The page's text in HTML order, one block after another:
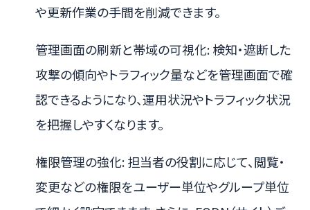
や更新作業の手間を削減できます。
管理画面の刷新と帯域の可視化: 検知・遮断した
攻撃の傾向やトラフィック量などを管理画面で確
認できるようになり、運用状況やトラフィック状況
を把握しやすくなります。
権限管理の強化: 担当者の役割に応じて、閲覧・
変更などの権限をユーザー単位やグループ単位